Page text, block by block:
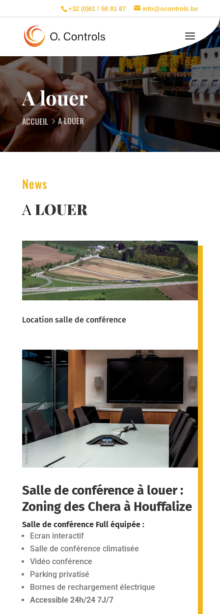
+32 (0)61 / 58 81 87 info@ocontrols.be
A louer
ACCUEIL A LOUER
News
A LOUER
Location salle de conférence
Salle de conférence à louer :
Zoning des Chera à Houffalize
Salle de conférence Full équipée :
Ecran interactif
Salle de conférence climatisée
Vidéo conférence
Parking privatisé
Bornes de rechargement électrique
Accessible 24h/24 7J/7